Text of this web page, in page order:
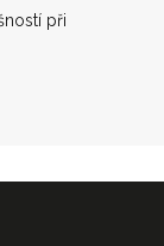
při